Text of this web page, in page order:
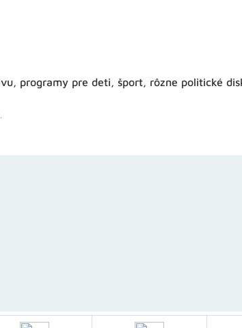
programy pre deti, šport, rôzne politické